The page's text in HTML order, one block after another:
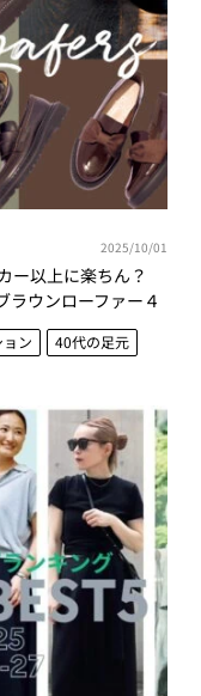
2025/10/01
ー以上に楽ちん？
ウンローファー４
ン 40代の足元